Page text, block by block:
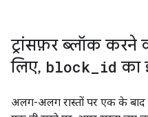
ट्रांसफ़र ब्लॉक करने
लिए, block id का
अलग-अलग रास्तों पर एक के बाद